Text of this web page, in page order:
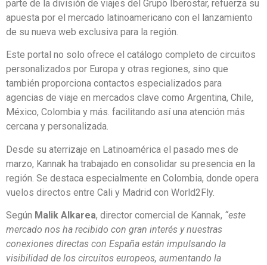
parte de la división de viajes del Grupo Iberostar, refuerza su
apuesta por el mercado latinoamericano con el lanzamiento
de su nueva web exclusiva para la región.
Este portal no solo ofrece el catálogo completo de circuitos
personalizados por Europa y otras regiones, sino que
también proporciona contactos especializados para
agencias de viaje en mercados clave como Argentina, Chile,
México, Colombia y más. facilitando así una atención más
cercana y personalizada.
Desde su aterrizaje en Latinoamérica el pasado mes de
marzo, Kannak ha trabajado en consolidar su presencia en la
región. Se destaca especialmente en Colombia, donde opera
vuelos directos entre Cali y Madrid con World2Fly.
Según Malik Alkarea, director comercial de Kannak, “este
mercado nos ha recibido con gran interés y nuestras
conexiones directas con España están impulsando la
visibilidad de los circuitos europeos, aumentando la